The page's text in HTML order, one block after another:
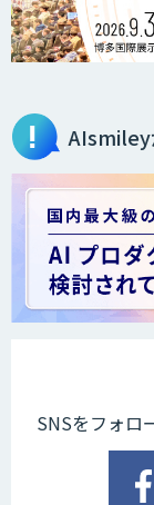
AIsmiley
SNSをフォロ